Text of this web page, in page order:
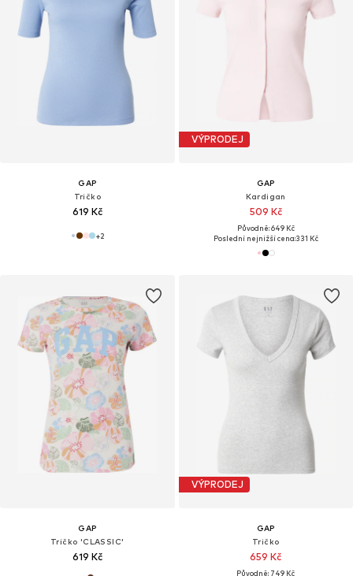
GAP
Tričko
619 Kč
+2
VÝPRODEJ
GAP
Kardigan
509 Kč
Původně: 649 Kč
Poslední nejnižší cena:331 Kč
GAP
Tričko 'CLASSIC'
619 Kč
VÝPRODEJ
GAP
Tričko
659 Kč
Původně: 749 Kč